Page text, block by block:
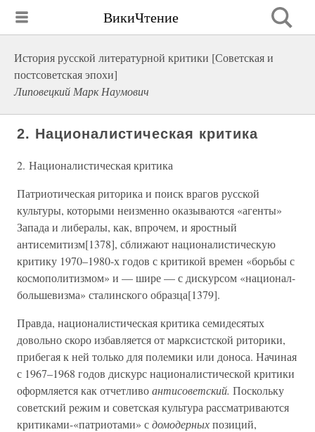
ВикиЧтение
История русской литературной критики [Советская и
постсоветская эпохи]
Липовецкий Марк Наумович
2. Националистическая критика
2. Националистическая критика
Патриотическая риторика и поиск врагов русской
культуры, которыми неизменно оказываются «агенты»
Запада и либералы, как, впрочем, и яростный
антисемитизм[1378], сближают националистическую
критику 1970–1980-х годов с критикой времен «борьбы с
космополитизмом» и — шире — с дискурсом «национал-
большевизма» сталинского образца[1379].
Правда, националистическая критика семидесятых
довольно скоро избавляется от марксистской риторики,
прибегая к ней только для полемики или доноса. Начиная
с 1967–1968 годов дискурс националистической критики
оформляется как отчетливоантисоветский. Поскольку
советский режим и советская культура рассматриваются
критиками-«патриотами» сдомодерныхпозиций,